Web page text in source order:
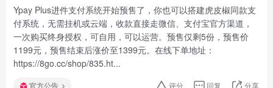
Ypay Plus进件支付系统开始预售了，你也可以搭建虎皮椒同款支
付系统，无需挂机或云端，收款直接走微信、支付宝官方渠道，
一次购买终身授权，可自用，可以运营。预售仅剩5份，预售价
1199元，预售结束后涨价至1399元。在线下单地址：
https://8go.cc/shop/835.ht...
官方公告 评分 回复 分享